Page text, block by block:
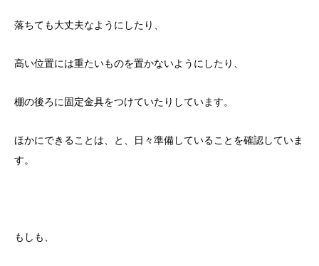
落ちても大丈夫なようにしたり、
高い位置には重たいものを置かないようにしたり、
棚の後ろに固定金具をつけていたりしています。
ほかにできることは、と、日々準備していることを確認していま
す。
もしも、